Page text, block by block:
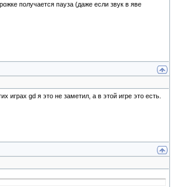
получается пауза (даже если звук в яве
играх gd я это не заметил, а в этой игре это есть.